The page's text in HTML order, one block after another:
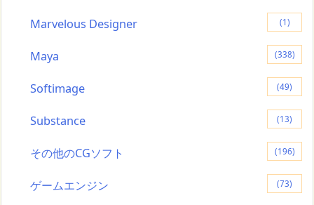
Marvelous Designer (1)
Maya (338)
Softimage (49)
Substance (13)
その他のCGソフト (196)
ゲームエンジン (73)